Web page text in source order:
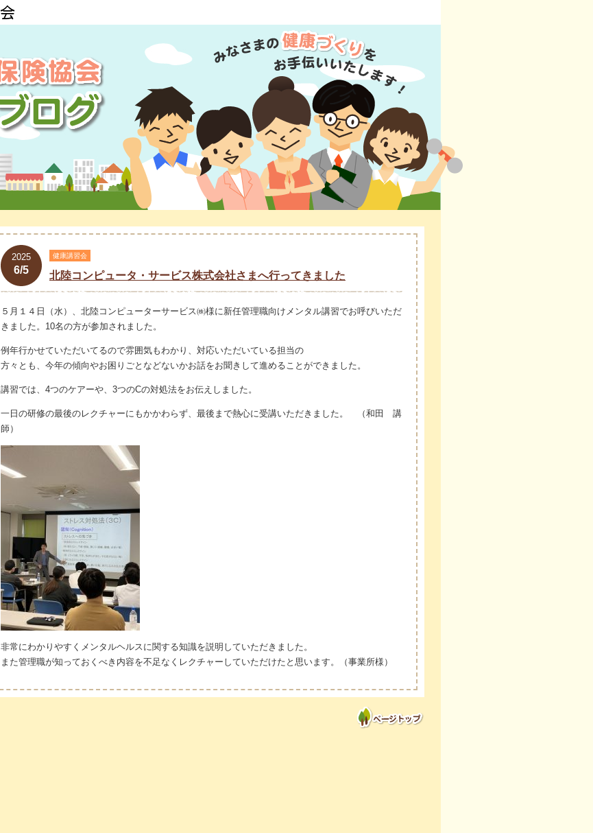
2025
6/5
健康講習会
北陸コンピュータ・サービス株式会社さまへ行ってきました
５月１４日（水）、北陸コンピューターサービス㈱様に新任管理職向けメンタル講習でお呼びいただ
きました。10名の方が参加されました。
例年行かせていただいてるので雰囲気もわかり、対応いただいている担当の
方々とも、今年の傾向やお困りごとなどないかお話をお聞きして進めることができました。
講習では、4つのケアーや、3つのCの対処法をお伝えしました。
一日の研修の最後のレクチャーにもかかわらず、最後まで熱心に受講いただきました。 （和田 講
師）
非常にわかりやすくメンタルヘルスに関する知識を説明していただきました。
また管理職が知っておくべき内容を不足なくレクチャーしていただけたと思います。（事業所様）